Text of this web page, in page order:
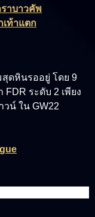
าบาวคัพ
ท้าแตก
ดหินรออยู่ โดย 9
ระดับ 2 เพียง
น์ ใน GW22